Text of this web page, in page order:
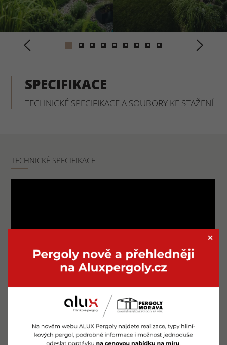
SPECIFIKACE
TECHNICKÉ SPECIFIKACE A SOUBORY KE STAŽENÍ
TECHNICKÉ SPECIFIKACE